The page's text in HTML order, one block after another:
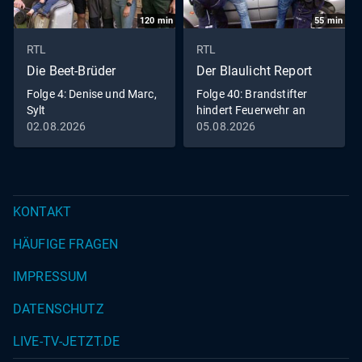
120 min
RTL
Die Beet-Brüder
Folge 4: Denise und Marc,
Sylt
02.08.2026
55min
RTL
Der Blaulicht Report
Folge 40: Brandstifter
hindert Feuerwehr an
Löscharbeiten
05.08.2026
KONTAKT
HÄUFIGE FRAGEN
IMPRESSUM
DATENSCHUTZ
LIVE-TV-JETZT.DE